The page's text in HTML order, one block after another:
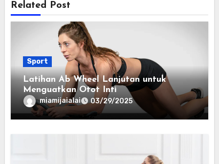
Related Post
Sport
Latihan Ab Wheel Lanjutan untuk
Menguatkan Otot Inti
miamijaialai 03/29/2025